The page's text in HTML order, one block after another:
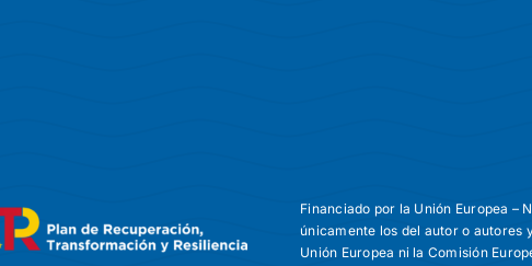
Financiado por la Unión Europea –
únicamente los del autor o autores
Unión Europea ni la Comisión